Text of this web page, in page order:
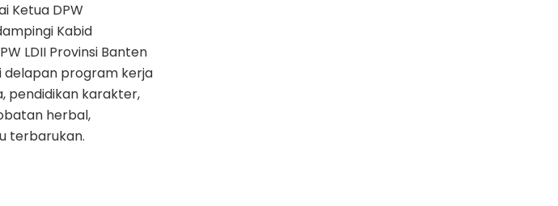
Ketua DPW
Kabid
LDII Provinsi Banten
delapan program kerja
pendidikan karakter,
herbal,
terbarukan.